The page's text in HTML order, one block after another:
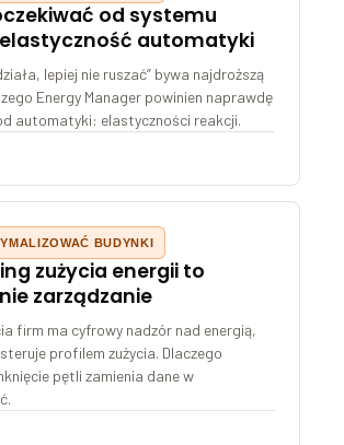
od systemu
elastyczność automatyki
lepiej nie ruszać” bywa najdroższą
Energy Manager powinien naprawdę
automatyki: elastyczności reakcji.
BUDYNKI
zużycia energii to
zarządzanie
firm ma cyfrowy nadzór nad energią,
profilem zużycia. Dlaczego
pętli zamienia dane w